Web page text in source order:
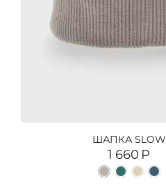
ШАПКА SLOW
1 660 Р